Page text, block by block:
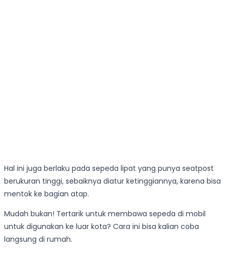
Hal ini juga berlaku pada sepeda lipat yang punya seatpost
berukuran tinggi, sebaiknya diatur ketinggiannya, karena bisa
mentok ke bagian atap.
Mudah bukan! Tertarik untuk membawa sepeda di mobil
untuk digunakan ke luar kota? Cara ini bisa kalian coba
langsung di rumah.